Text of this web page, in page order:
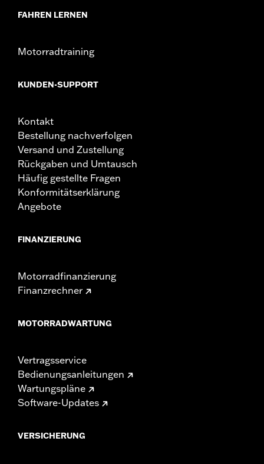
FAHREN LERNEN
Motorradtraining
KUNDEN-SUPPORT
Kontakt
Bestellung nachverfolgen
Versand und Zustellung
Rückgaben und Umtausch
Häufig gestellte Fragen
Konformitätserklärung
Angebote
FINANZIERUNG
Motorradfinanzierung
Finanzrechner
MOTORRADWARTUNG
Vertragsservice
Bedienungsanleitungen
Wartungspläne
Software-Updates
VERSICHERUNG